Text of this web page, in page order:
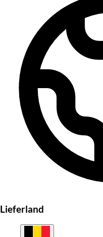
Lieferland